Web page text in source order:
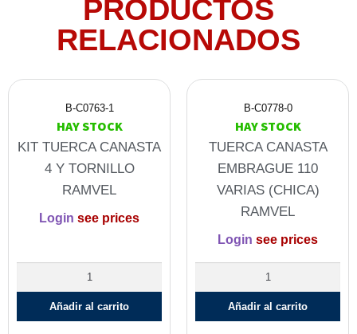
PRODUCTOS
RELACIONADOS
B-C0763-1
HAY STOCK
KIT TUERCA CANASTA
4 Y TORNILLO
RAMVEL
Login see prices
Añadir al carrito
B-C0778-0
HAY STOCK
TUERCA CANASTA
EMBRAGUE 110
VARIAS (CHICA)
RAMVEL
Login see prices
Añadir al carrito